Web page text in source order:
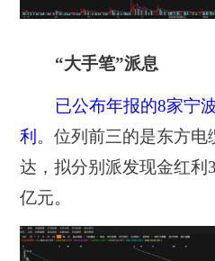
“大手笔”派息
已公布年报的8家宁
利 。位列前三的是东方电
达，拟分别派发现金红利
亿元。